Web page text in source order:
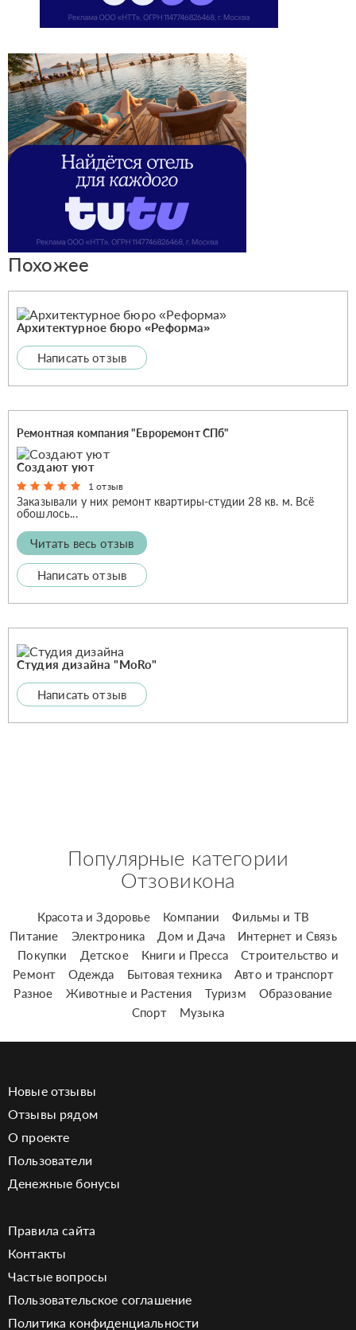
Похожее
Архитектурное бюро «Реформа»
Написать отзыв
Ремонтная компания "Евроремонт СПб"
Создают уют
1 отзыв
Заказывали у них ремонт квартиры-студии 28 кв. м. Всё
обошлось...
Читать весь отзыв
Написать отзыв
Студия дизайна "MoRo"
Написать отзыв
Популярные категории
Отзовикона
Красота и Здоровье Компании
Фильмы и ТВ
Питание
Электроника Дом и Дача
Интернет и Связь
Покупки
Детское Книги и Пресса
Строительство и
Ремонт
Одежда Бытовая техника
Авто и транспорт
Разное
Животные и Растения Туризм
Образование
Спорт
Музыка
Новые отзывы
Отзывы рядом
О проекте
Пользователи
Денежные бонусы
Правила сайта
Контакты
Частые вопросы
Пользовательское соглашение
Политика конфиденциальности